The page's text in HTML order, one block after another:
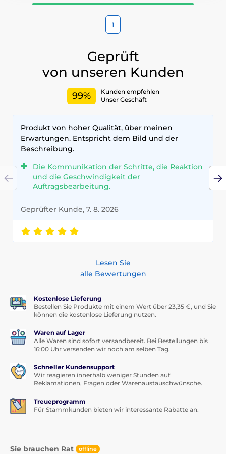
1
Geprüft
von unseren Kunden
99%
Kunden empfehlen
Unser Geschäft
Produkt von hoher Qualität, über meinen
Erwartungen. Entspricht dem Bild und der
Beschreibung.
Die Kommunikation der Schritte, die Reaktion
und die Geschwindigkeit der
Auftragsbearbeitung.
Geprüfter Kunde, 7. 8. 2026
Lesen Sie
alle Bewertungen
Kostenlose Lieferung
Bestellen Sie Produkte mit einem Wert über 23,35 €, und Sie
können die kostenlose Lieferung nutzen.
Waren auf Lager
Alle Waren sind sofort versandbereit. Bei Bestellungen bis
16:00 Uhr versenden wir noch am selben Tag.
Schneller Kundensupport
Wir reagieren innerhalb weniger Stunden auf
Reklamationen, Fragen oder Warenaustauschwünsche.
Treueprogramm
Für Stammkunden bieten wir interessante Rabatte an.
Sie brauchen Rat offline